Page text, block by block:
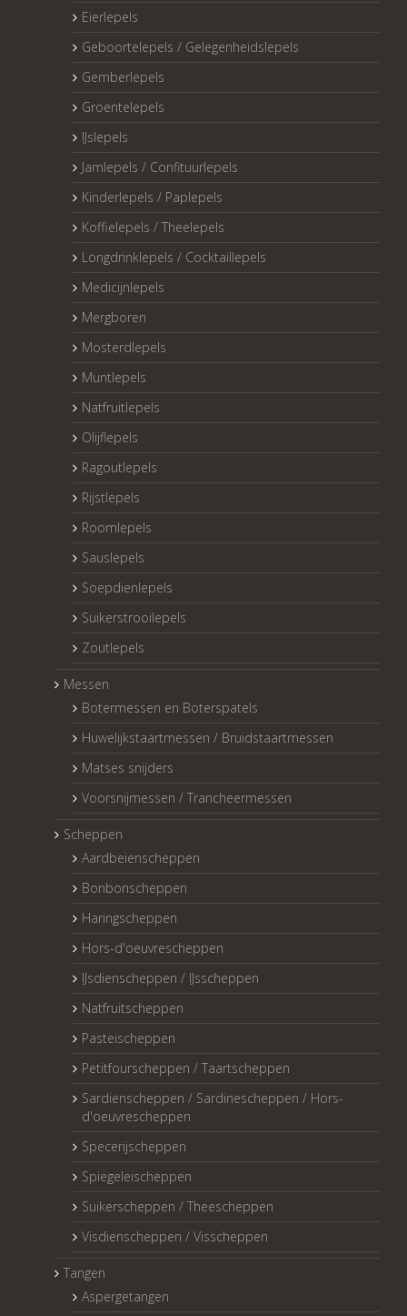
Eierlepels
Geboortelepels / Gelegenheidslepels
Gemberlepels
Groentelepels
IJslepels
Jamlepels / Confituurlepels
Kinderlepels / Paplepels
Koffielepels / Theelepels
Longdrinklepels / Cocktaillepels
Medicijnlepels
Mergboren
Mosterdlepels
Muntlepels
Natfruitlepels
Olijflepels
Ragoutlepels
Rijstlepels
Roomlepels
Sauslepels
Soepdienlepels
Suikerstrooilepels
Zoutlepels
Messen
Botermessen en Boterspatels
Huwelijkstaartmessen / Bruidstaartmessen
Matses snijders
Voorsnijmessen / Trancheermessen
Scheppen
Aardbeienscheppen
Bonbonscheppen
Haringscheppen
Hors-d'oeuvrescheppen
IJsdienscheppen / IJsscheppen
Natfruitscheppen
Pasteischeppen
Petitfourscheppen / Taartscheppen
Sardienscheppen / Sardinescheppen / Hors-
d'oeuvrescheppen
Specerijscheppen
Spiegeleischeppen
Suikerscheppen / Theescheppen
Visdienscheppen / Visscheppen
Tangen
Aspergetangen